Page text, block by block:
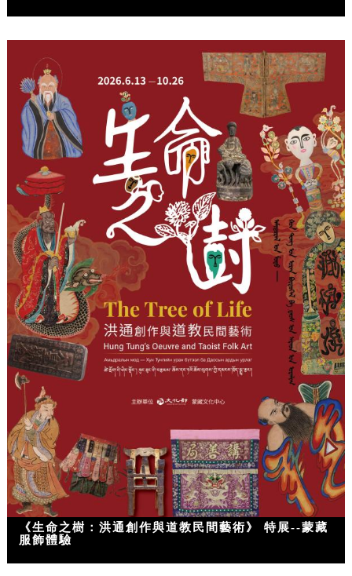
《生命之樹：洪通創作與道教民間藝術》 特展--蒙藏
服飾體驗